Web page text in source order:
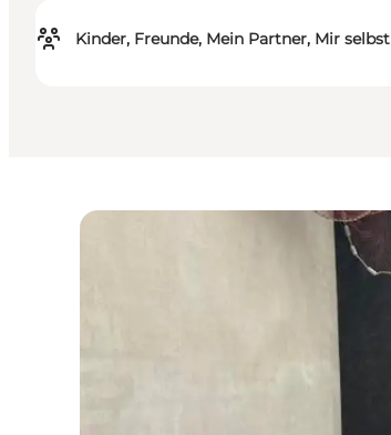
Kinder, Freunde, Mein Partner, Mir selbst